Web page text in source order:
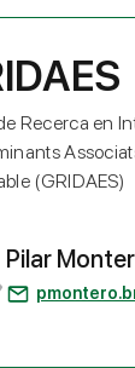
Recerca en
(GRIDAES)
Pilar